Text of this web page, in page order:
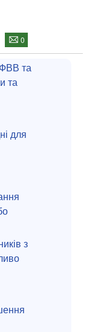
0
та
та
для
з